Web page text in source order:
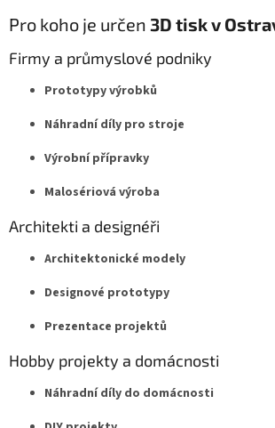
Pro koho je určen 3D tisk v
Firmy a průmyslové podniky
Prototypy výrobků
Náhradní díly pro stroje
Výrobní přípravky
Malosériová výroba
Architekti a designéři
Architektonické modely
Designové prototypy
Prezentace projektů
Hobby projekty a domácnosti
Náhradní díly do domácnosti